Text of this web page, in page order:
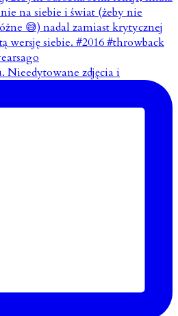
Nieedytowane zdjęcia i